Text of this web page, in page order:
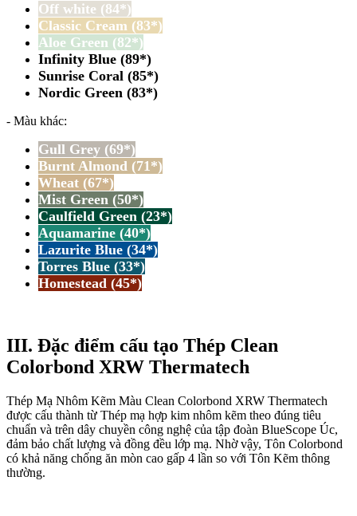
Off white (84*)
Classic Cream (83*)
Aloe Green (82*)
Infinity Blue (89*)
Sunrise Coral (85*)
Nordic Green (83*)
- Màu khác:
Gull Grey (69*)
Burnt Almond (71*)
Wheat (67*)
Mist Green (50*)
Caulfield Green (23*)
Aquamarine (40*)
Lazurite Blue (34*)
Torres Blue (33*)
Homestead (45*)
III. Đặc điểm cấu tạo Thép Clean
Colorbond XRW Thermatech
Thép Mạ Nhôm Kẽm Màu Clean Colorbond XRW Thermatech
được cấu thành từ Thép mạ hợp kim nhôm kẽm theo đúng tiêu
chuẩn và trên dây chuyền công nghệ của tập đoàn BlueScope Úc,
đảm bảo chất lượng và đồng đều lớp mạ. Nhờ vậy, Tôn Colorbond
có khả năng chống ăn mòn cao gấp 4 lần so với Tôn Kẽm thông
thường.